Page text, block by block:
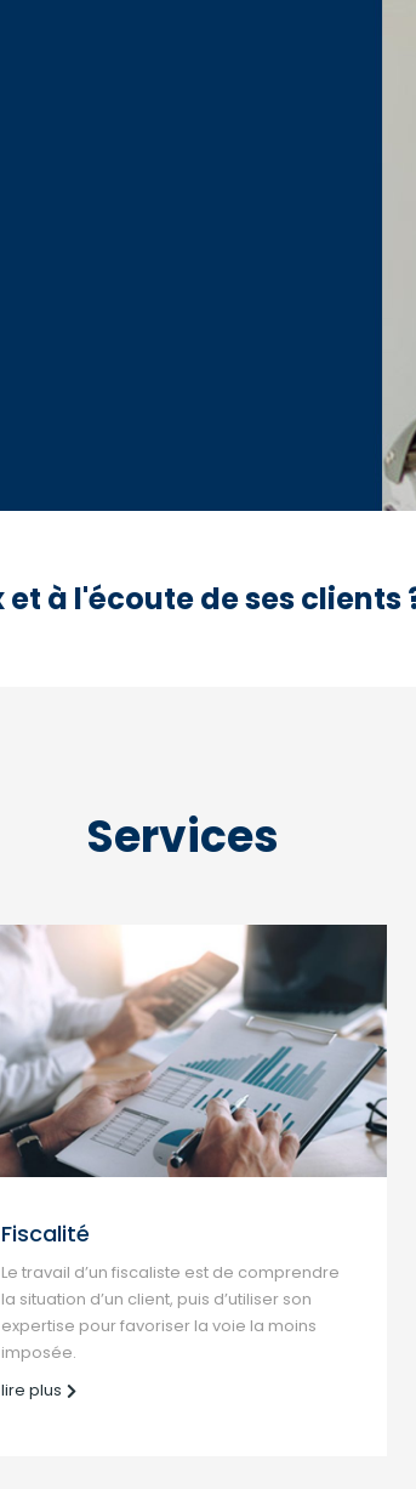
à l'écoute de ses clients
Services
Fiscalité
Le travail d’un fiscaliste est de comprendre
la situation d’un client, puis d’utiliser son
expertise pour favoriser la voie la moins
imposée.
lire plus